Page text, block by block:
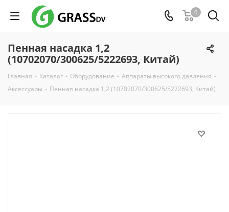
0
Пенная насадка 1,2
(10702070/300625/5222693, Китай)
Главная - Каталог - Оборудование - Аппараты высокого давления -
Аксессуары - Пенная насадка 1,2 (10702070/300625/5222693, Китай)